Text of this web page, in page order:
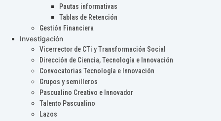
Pautas informativas
Tablas de Retención
Gestión Financiera
Investigación
Vicerrector de CTi y Transformación Social
Dirección de Ciencia, Tecnología e Innovación
Convocatorias Tecnología e Innovación
Grupos y semilleros
Pascualino Creativo e Innovador
Talento Pascualino
Lazos